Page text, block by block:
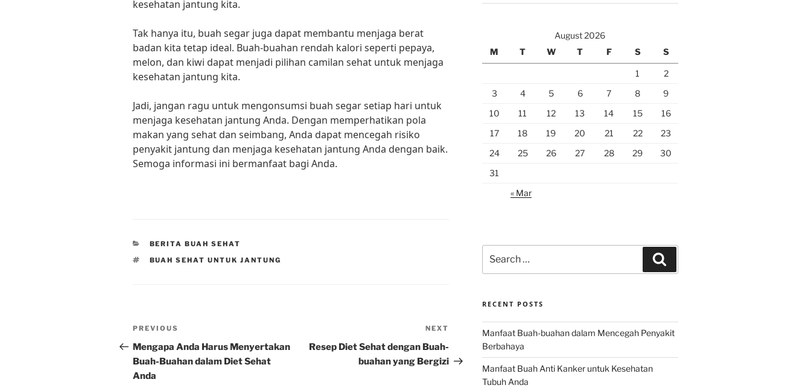
kesehatan jantung kita.
Tak hanya itu, buah segar juga dapat membantu menjaga berat
badan kita tetap ideal. Buah-buahan rendah kalori seperti pepaya,
melon, dan kiwi dapat menjadi pilihan camilan sehat untuk menjaga
kesehatan jantung kita.
Jadi, jangan ragu untuk mengonsumsi buah segar setiap hari untuk
menjaga kesehatan jantung Anda. Dengan memperhatikan pola
makan yang sehat dan seimbang, Anda dapat mencegah risiko
penyakit jantung dan menjaga kesehatan jantung Anda dengan baik.
Semoga informasi ini bermanfaat bagi Anda.
CATEGORIES
BERITA BUAH SEHAT
TAGS
BUAH SEHAT UNTUK JANTUNG
Post
navigation
Previous
Post
PREVIOUS
Mengapa Anda Harus Menyertakan
Buah-Buahan dalam Diet Sehat
Anda
NEXT
Resep Diet Sehat dengan Buah-
buahan yang Bergizi
August 2026
M
T W T F S S
1
2
3
4 5 6 7 8
9
10
11 12 13 14 15
16
17
18 19 20 21 22
23
24
25 26 27 28 29
30
31
« Mar
for:
RECENT POSTS
Manfaat Buah-buahan dalam Mencegah Penyakit
Berbahaya
Manfaat Buah Anti Kanker untuk Kesehatan
Tubuh Anda